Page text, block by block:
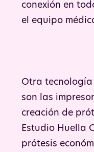
conexión en
el equipo
Otra tecnología
son las
creación de
Estudio Huella
prótesis